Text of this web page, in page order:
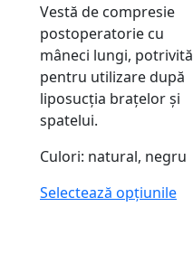
Vestă de compresie
postoperatorie cu
mâneci lungi, potrivită
pentru utilizare după
liposucția brațelor și
spatelui.
Culori: natural, negru
Selectează opțiunile